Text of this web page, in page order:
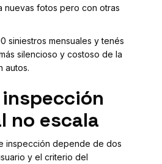
nuevas fotos pero con otras
siniestros mensuales y tenés
silencioso y costoso de la
autos.
no escala
inspección depende de dos
y el criterio del